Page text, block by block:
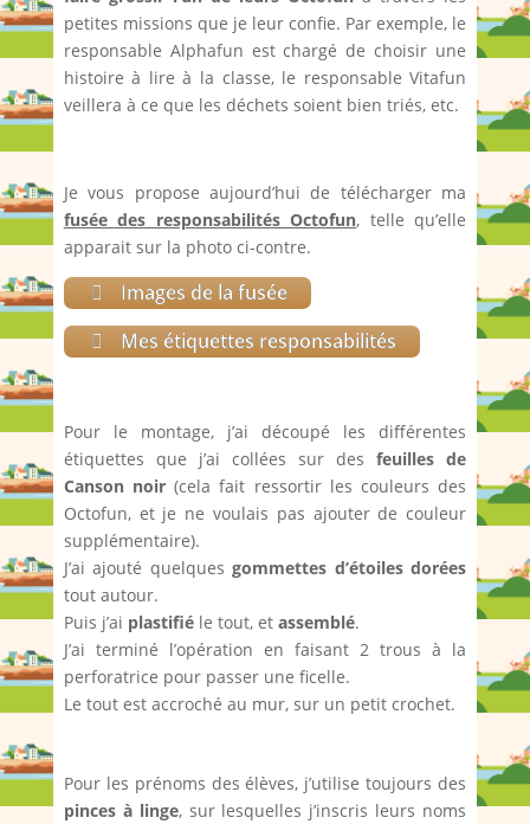
petites missions que je leur confie. Par exemple, le
responsable Alphafun est chargé de choisir une
histoire à lire à la classe, le responsable Vitafun
veillera à ce que les déchets soient bien triés, etc.
Je vous propose aujourd’hui de télécharger ma
fusée des responsabilités Octofun, telle qu’elle
apparait sur la photo ci-contre.
Images de la fusée
Mes étiquettes responsabilités
Pour le montage, j’ai découpé les différentes
étiquettes que j’ai collées sur desfeuilles de
Canson noir(cela fait ressortir les couleurs des
Octofun, et je ne voulais pas ajouter de couleur
supplémentaire).
J’ai ajouté quelquesgommettes d’étoiles dorées
tout autour.
Puis j’ai plastifiéle tout, et assemblé.
J’ai terminé l’opération en faisant 2 trous à la
perforatrice pour passer une ficelle.
Le tout est accroché au mur, sur un petit crochet.
Pour les prénoms des élèves, j’utilise toujours des
pinces à linge, sur lesquelles j’inscris leurs noms